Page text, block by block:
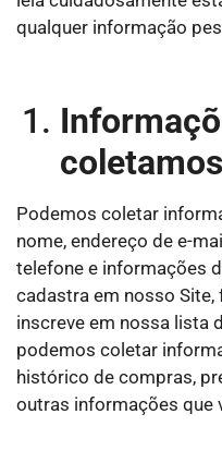
qualquer informação
coletamos
Podemos coletar
nome, endereço de e-
telefone e informações
cadastra em nosso
inscreve em nossa lista
podemos coletar
histórico de compras,
outras informações que